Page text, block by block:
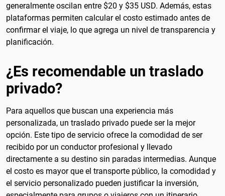
generalmente oscilan entre $20 y $35 USD. Además, estas
plataformas permiten calcular el costo estimado antes de
confirmar el viaje, lo que agrega un nivel de transparencia y
planificación.
¿Es recomendable un traslado
privado?
Para aquellos que buscan una experiencia más
personalizada, un traslado privado puede ser la mejor
opción. Este tipo de servicio ofrece la comodidad de ser
recibido por un conductor profesional y llevado
directamente a su destino sin paradas intermedias. Aunque
el costo es mayor que el transporte público, la comodidad y
el servicio personalizado pueden justificar la inversión,